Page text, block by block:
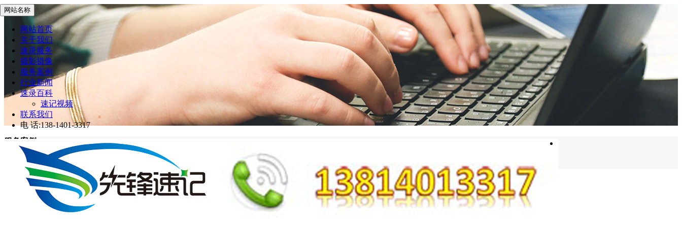
网站名称
网站首页
关于我们
速录服务
摄影摄像
服务案例
行业新闻
速录百科
速记视频
联系我们
电 话:138-1401-3317
服务案例
先锋速记> 服务案例
网站首页
服务案例
南京创新周中欧创新发展高峰论坛